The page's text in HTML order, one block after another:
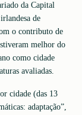
da Capital
de
o contributo de
melhor do
como cidade
avaliadas.
cidade (das 13
adaptação”,